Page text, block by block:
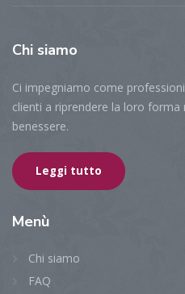
Chi siamo
Ci impegniamo come
clienti a riprendere la loro
benessere.
Leggi tutto
Menù
Chi siamo
FAQ